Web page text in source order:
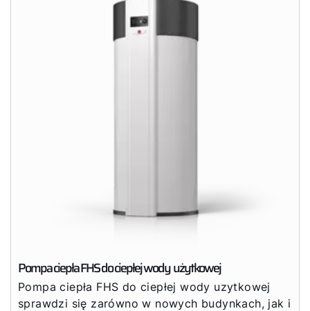
Pompa ciepła FHS do ciepłej wody użytkowej
Pompa ciepła FHS do ciepłej wody uzytkowej
sprawdzi się zarówno w nowych budynkach, jak i